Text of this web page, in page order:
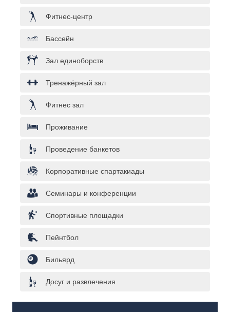
Фитнес-центр
Бассейн
Зал единоборств
Тренажёрный зал
Фитнес зал
Проживание
Проведение банкетов
Корпоративные спартакиады
Семинары и конференции
Спортивные площадки
Пейнтбол
Бильярд
Досуг и развлечения